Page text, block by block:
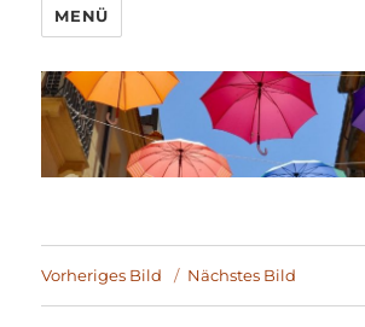
MENÜ
Vorheriges Bild Nächstes Bild